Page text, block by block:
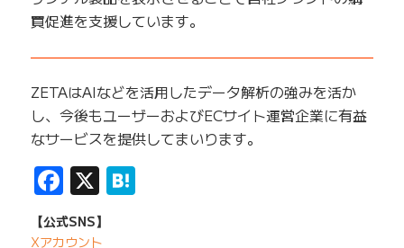
買促進を支援しています。
ZETAはAIなどを活用したデータ解析の強みを活か
し、今後もユーザーおよびECサイト運営企業に有益
なサービスを提供してまいります。
Facebook
X Hatena
【公式SNS】
Xアカウント